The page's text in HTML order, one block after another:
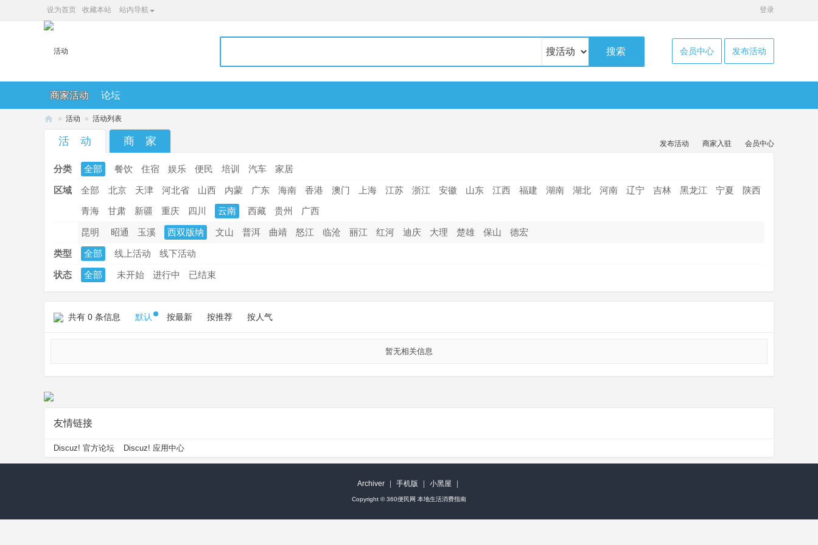
设为首页 收藏本站 站内导航 登录
搜索 会员中心 发布活动
商家活动 论坛
» 活动 » 活动列表
活 动 商 家 发布活动 商家入驻 会员中心
分类 全部 餐饮 住宿 娱乐 便民 培训 汽车 家居
区域 全部 北京 天津 河北省 山西 内蒙 广东 海南 香港 澳门 上海 江苏 浙江 安徽 山东 江西 福建 湖南 湖北 河南 辽宁 吉林 黑龙江 宁夏
陕西
青海
甘肃 新疆 重庆 四川 云南 西藏 贵州 广西
昆明 昭通 玉溪 西双版纳 文山 普洱 曲靖 怒江 临沧 丽江 红河 迪庆 大理 楚雄 保山 德宏
类型 全部 线上活动 线下活动
状态 全部 未开始 进行中 已结束
共有 0 条信息 默认 按最新 按推荐 按人气
暂无相关信息
友情链接
Discuz! 官方论坛 Discuz! 应用中心
Archiver 手机版 小黑屋
Copyright ©360便民网 本地生活消费指南